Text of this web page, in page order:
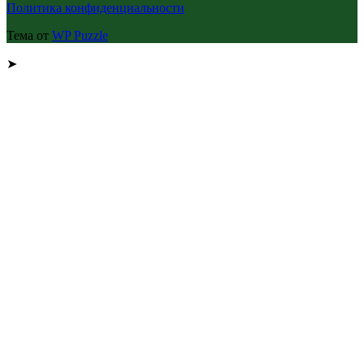
Политика конфиденциальности
Тема от WP Puzzle
➤